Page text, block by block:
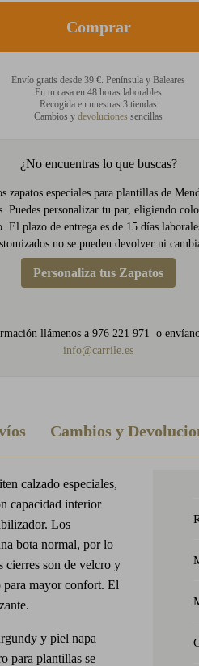
Envío gratis desde 39 €. Península y Baleares
En tu casa en 48 horas laborables
Recogida en nuestras 3 tiendas
Cambios y devoluciones sencillas
¿No encuentras lo que buscas?
zapatos especiales para plantillas de
Puedes personalizar tu par, eligiendo
El plazo de entrega es de 15 días
no se pueden devolver ni
Personaliza tus Zapatos
llámenos a 976 221 971 o
info@carrile.es
Cambios y
calzado especiales,
capacidad interior
Los
bota normal, por lo
cierres son de velcro y
para mayor confort. El
y piel napa
para plantillas se